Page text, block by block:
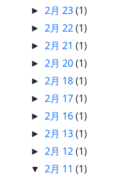
► 2月 23(1)
► 2月 22(1)
► 2月 21(1)
► 2月 20(1)
► 2月 18(1)
► 2月 17(1)
► 2月 16(1)
► 2月 13(1)
► 2月 12(1)
▼ 2月 11(1)